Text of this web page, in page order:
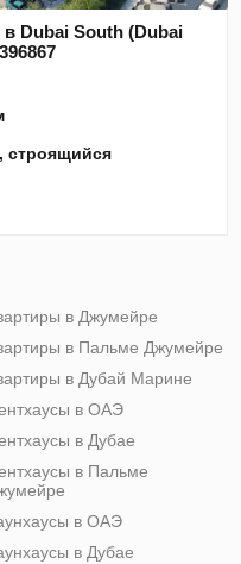
Dubai South (Dubai
строящийся
в Джумейре
в Пальме Джумейре
в Дубай Марине
в ОАЭ
в Дубае
в Пальме
в ОАЭ
в Дубае